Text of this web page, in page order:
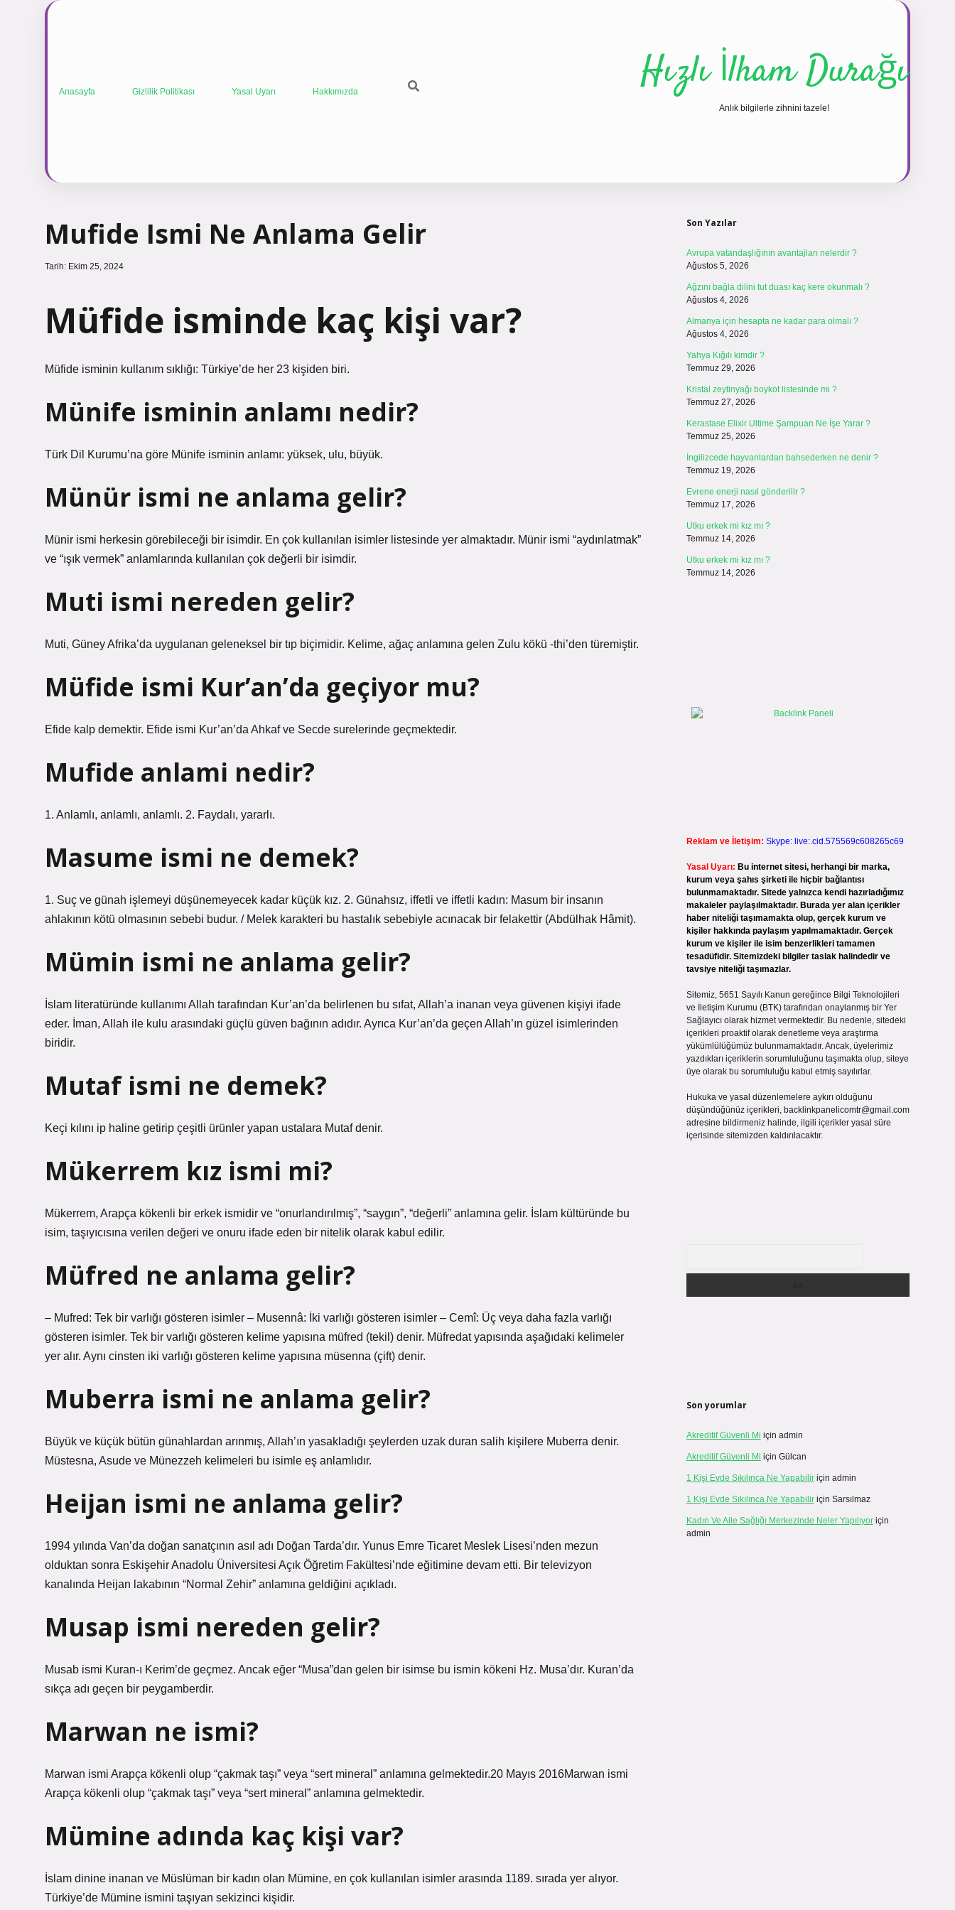
Anasayfa Gizlilik Politikası Yasal Uyarı Hakkımızda Hızlı İlham Durağı
Anlık bilgilerle zihnini tazele!
Mufide Ismi Ne Anlama Gelir
Tarih: Ekim 25, 2024
Müfide isminde kaç kişi var?
Müfide isminin kullanım sıklığı: Türkiye’de her 23 kişiden biri.
Münife isminin anlamı nedir?
Türk Dil Kurumu’na göre Münife isminin anlamı: yüksek, ulu, büyük.
Münür ismi ne anlama gelir?
Münir ismi herkesin görebileceği bir isimdir. En çok kullanılan isimler listesinde yer almaktadır. Münir ismi “aydınlatmak”
ve “ışık vermek” anlamlarında kullanılan çok değerli bir isimdir.
Muti ismi nereden gelir?
Muti, Güney Afrika’da uygulanan geleneksel bir tıp biçimidir. Kelime, ağaç anlamına gelen Zulu kökü -thi’den türemiştir.
Müfide ismi Kur’an’da geçiyor mu?
Efide kalp demektir. Efide ismi Kur’an’da Ahkaf ve Secde surelerinde geçmektedir.
Mufide anlami nedir?
1. Anlamlı, anlamlı, anlamlı. 2. Faydalı, yararlı.
Masume ismi ne demek?
1. Suç ve günah işlemeyi düşünemeyecek kadar küçük kız. 2. Günahsız, iffetli ve iffetli kadın: Masum bir insanın
ahlakının kötü olmasının sebebi budur. / Melek karakteri bu hastalık sebebiyle acınacak bir felakettir (Abdülhak Hâmit).
Mümin ismi ne anlama gelir?
İslam literatüründe kullanımı Allah tarafından Kur’an’da belirlenen bu sıfat, Allah’a inanan veya güvenen kişiyi ifade
eder. İman, Allah ile kulu arasındaki güçlü güven bağının adıdır. Ayrıca Kur’an’da geçen Allah’ın güzel isimlerinden
biridir.
Mutaf ismi ne demek?
Keçi kılını ip haline getirip çeşitli ürünler yapan ustalara Mutaf denir.
Mükerrem kız ismi mi?
Mükerrem, Arapça kökenli bir erkek ismidir ve “onurlandırılmış”, “saygın”, “değerli” anlamına gelir. İslam kültüründe bu
isim, taşıyıcısına verilen değeri ve onuru ifade eden bir nitelik olarak kabul edilir.
Müfred ne anlama gelir?
– Mufred: Tek bir varlığı gösteren isimler – Musennâ: İki varlığı gösteren isimler – Cemî: Üç veya daha fazla varlığı
gösteren isimler. Tek bir varlığı gösteren kelime yapısına müfred (tekil) denir. Müfredat yapısında aşağıdaki kelimeler
yer alır. Aynı cinsten iki varlığı gösteren kelime yapısına müsenna (çift) denir.
Muberra ismi ne anlama gelir?
Büyük ve küçük bütün günahlardan arınmış, Allah’ın yasakladığı şeylerden uzak duran salih kişilere Muberra denir.
Müstesna, Asude ve Münezzeh kelimeleri bu isimle eş anlamlıdır.
Heijan ismi ne anlama gelir?
1994 yılında Van’da doğan sanatçının asıl adı Doğan Tarda’dır. Yunus Emre Ticaret Meslek Lisesi’nden mezun
olduktan sonra Eskişehir Anadolu Üniversitesi Açık Öğretim Fakültesi’nde eğitimine devam etti. Bir televizyon
kanalında Heijan lakabının “Normal Zehir” anlamına geldiğini açıkladı.
Musap ismi nereden gelir?
Musab ismi Kuran-ı Kerim’de geçmez. Ancak eğer “Musa”dan gelen bir isimse bu ismin kökeni Hz. Musa’dır. Kuran’da
sıkça adı geçen bir peygamberdir.
Marwan ne ismi?
Marwan ismi Arapça kökenli olup “çakmak taşı” veya “sert mineral” anlamına gelmektedir.20 Mayıs 2016Marwan ismi
Arapça kökenli olup “çakmak taşı” veya “sert mineral” anlamına gelmektedir.
Mümine adında kaç kişi var?
İslam dinine inanan ve Müslüman bir kadın olan Mümine, en çok kullanılan isimler arasında 1189. sırada yer alıyor.
Türkiye’de Mümine ismini taşıyan sekizinci kişidir.
Son Yazılar
Avrupa vatandaşlığının avantajları nelerdir ?
Ağustos 5, 2026
Ağzını bağla dilini tut duası kaç kere okunmalı ?
Ağustos 4, 2026
Almanya için hesapta ne kadar para olmalı ?
Ağustos 4, 2026
Yahya Kığılı kimdir ?
Temmuz 29, 2026
Kristal zeytinyağı boykot listesinde mi ?
Temmuz 27, 2026
Kerastase Elixir Ultime Şampuan Ne İşe Yarar ?
Temmuz 25, 2026
İngilizcede hayvanlardan bahsederken ne denir ?
Temmuz 19, 2026
Evrene enerji nasıl gönderilir ?
Temmuz 17, 2026
Utku erkek mi kız mı ?
Temmuz 14, 2026
Utku erkek mi kız mı ?
Temmuz 14, 2026
Reklam ve İletişim: Skype: live:.cid.575569c608265c69
Yasal Uyarı: Bu internet sitesi, herhangi bir marka,
kurum veya şahıs şirketi ile hiçbir bağlantısı
bulunmamaktadır. Sitede yalnızca kendi hazırladığımız
makaleler paylaşılmaktadır. Burada yer alan içerikler
haber niteliği taşımamakta olup, gerçek kurum ve
kişiler hakkında paylaşım yapılmamaktadır. Gerçek
kurum ve kişiler ile isim benzerlikleri tamamen
tesadüfidir. Sitemizdeki bilgiler taslak halindedir ve
tavsiye niteliği taşımazlar.
Sitemiz, 5651 Sayılı Kanun gereğince Bilgi Teknolojileri
ve İletişim Kurumu (BTK) tarafından onaylanmış bir Yer
Sağlayıcı olarak hizmet vermektedir. Bu nedenle, sitedeki
içerikleri proaktif olarak denetleme veya araştırma
yükümlülüğümüz bulunmamaktadır. Ancak, üyelerimiz
yazdıkları içeriklerin sorumluluğunu taşımakta olup, siteye
üye olarak bu sorumluluğu kabul etmiş sayılırlar.
Hukuka ve yasal düzenlemelere aykırı olduğunu
düşündüğünüz içerikleri, backlinkpanelicomtr@gmail.com
adresine bildirmeniz halinde, ilgili içerikler yasal süre
içerisinde sitemizden kaldırılacaktır.
Son yorumlar
Akreditif Güvenli Mi için admin
Akreditif Güvenli Mi için Gülcan
1 Kişi Evde Sıkılınca Ne Yapabiliriçin admin
1 Kişi Evde Sıkılınca Ne Yapabiliriçin Sarsılmaz
Kadın Ve Aile Sağlığı Merkezinde Neler Yapılıyoriçin
admin